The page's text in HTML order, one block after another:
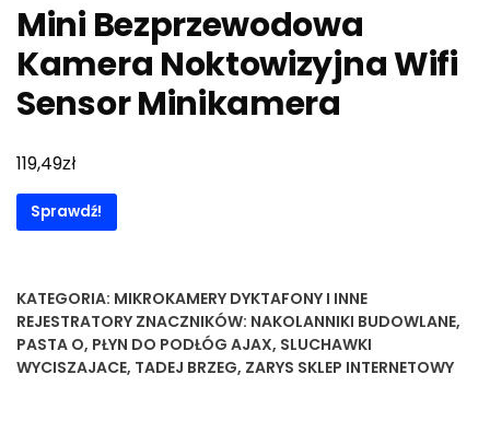
Mini Bezprzewodowa
Kamera Noktowizyjna Wifi
Sensor Minikamera
119,49zł
Sprawdź!
KATEGORIA: MIKROKAMERY DYKTAFONY I INNE
REJESTRATORY ZNACZNIKÓW: NAKOLANNIKI BUDOWLANE,
PASTA O, PŁYN DO PODŁÓG AJAX, SLUCHAWKI
WYCISZAJACE, TADEJ BRZEG, ZARYS SKLEP INTERNETOWY